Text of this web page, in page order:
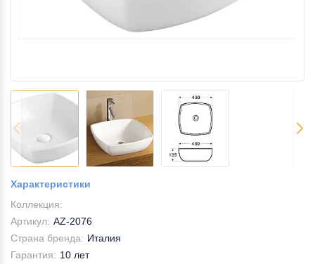
Характеристики
Коллекция:
Артикул: AZ-2076
Страна бренда: Италия
Гарантия: 10 лет